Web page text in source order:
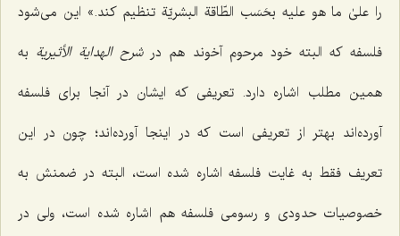
را علیٰ ما هو علیه بحَسَب الطّاقة البشریّةتنظیم کند.» این می‌شود
فلسفه که البته خود مرحوم آخوند هم درشرح الهدایة الأثیریة به
همین مطلب اشاره دارد. تعریفی که ایشان در آنجا برای فلسفه
آورده‌اند بهتر از تعریفی است که در اینجا آورده‌اند؛ چون در این
تعریف فقط به غایت فلسفه اشاره شده است، البته در ضمنش به
خصوصیات حدودی و رسومی فلسفه هم اشاره شده است، ولی در